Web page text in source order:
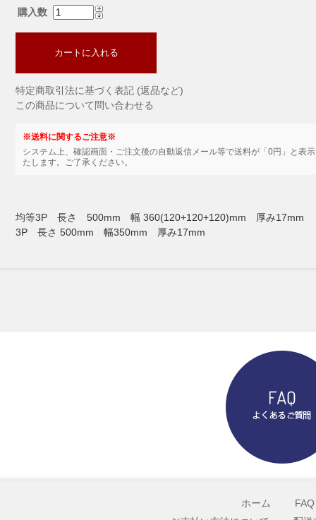
購入数
カートに入れる
特定商取引法に基づく表記 (返品など)
この商品について問い合わせる
※送料に関するご注意※
システム上、確認画面・ご注文後の自動返信メール等で送料が「0円」と表
たします。ご了承ください。
均等3P 長さ 500mm 幅 360(120+120+120)mm 厚み17mm
3P 長さ 500mm 幅350mm 厚み17mm
ホーム
FAQ